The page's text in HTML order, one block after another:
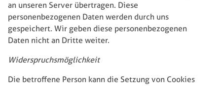
an unseren Server übertragen. Diese
personenbezogenen Daten werden durch uns
gespeichert. Wir geben diese personenbezogenen
Daten nicht an Dritte weiter.
Widerspruchsmöglichkeit
Die betroffene Person kann die Setzung von Cookies